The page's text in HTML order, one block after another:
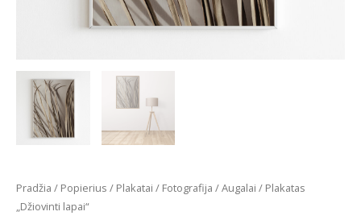
Pradžia / Popierius / Plakatai / Fotografija /Augalai / Plakatas
„Džiovinti lapai“